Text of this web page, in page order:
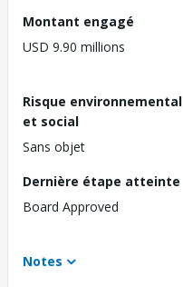
Montant engagé
USD 9.90 millions
Risque environnemental
et social
Sans objet
Dernière étape atteinte
Board Approved
Notes